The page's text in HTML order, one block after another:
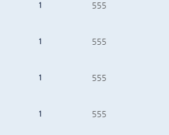
1 555
1 555
1 555
1 555